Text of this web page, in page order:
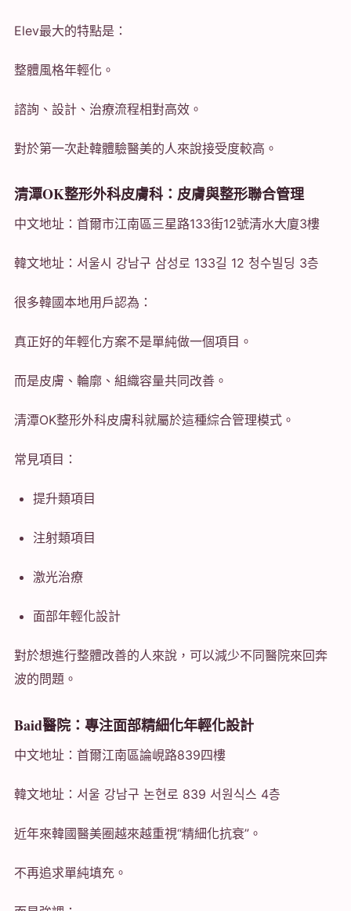
Elev最大的特點是：
整體風格年輕化。
諮詢、設計、治療流程相對高效。
對於第一次赴韓體驗醫美的人來說接受度較高。
清潭OK整形外科皮膚科：皮膚與整形聯合管理
中文地址：首爾市江南區三星路133街12號清水大廈3樓
韓文地址：서울시 강남구 삼성로 133길 12 청수빌딩 3층
很多韓國本地用戶認為：
真正好的年輕化方案不是單純做一個項目。
而是皮膚、輪廓、組織容量共同改善。
清潭OK整形外科皮膚科就屬於這種綜合管理模式。
常見項目：
提升類項目
注射類項目
激光治療
面部年輕化設計
對於想進行整體改善的人來說，可以減少不同醫院來回奔
波的問題。
Baid醫院：專注面部精細化年輕化設計
中文地址：首爾江南區論峴路839四樓
韓文地址：서울 강남구 논현로 839 서원식스 4층
近年來韓國醫美圈越來越重視“精細化抗衰”。
不再追求單純填充。